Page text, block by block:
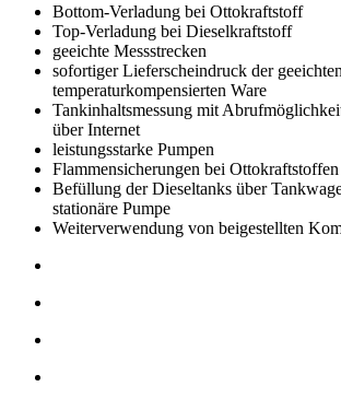
Bottom-Verladung bei Ottokraftstoff
Top-Verladung bei Dieselkraftstoff
geeichte Messstrecken
sofortiger Lieferscheindruck der
temperaturkompensierten Ware
Tankinhaltsmessung mit
über Internet
leistungsstarke Pumpen
Flammensicherungen bei Ottokraftstoffen
Befüllung der Dieseltanks über
stationäre Pumpe
Weiterverwendung von beigestellten